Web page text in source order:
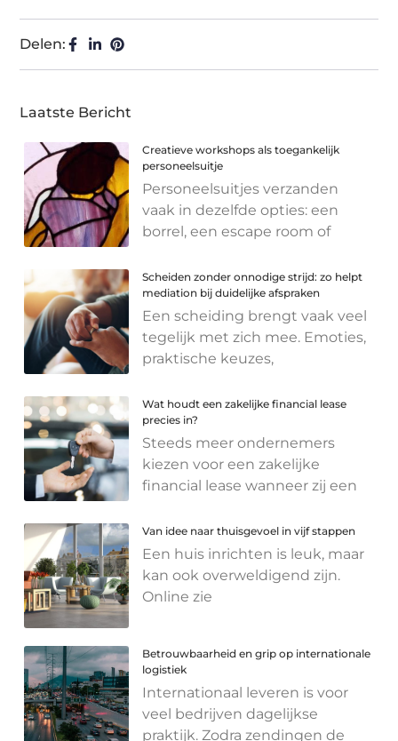
Delen:
Laatste Bericht
Creatieve workshops als toegankelijk
personeelsuitje
Personeelsuitjes verzanden
vaak in dezelfde opties: een
borrel, een escape room of
Scheiden zonder onnodige strijd: zo helpt
mediation bij duidelijke afspraken
Een scheiding brengt vaak veel
tegelijk met zich mee. Emoties,
praktische keuzes,
Wat houdt een zakelijke financial lease
precies in?
Steeds meer ondernemers
kiezen voor een zakelijke
financial lease wanneer zij een
Van idee naar thuisgevoel in vijf stappen
Een huis inrichten is leuk, maar
kan ook overweldigend zijn.
Online zie
Betrouwbaarheid en grip op internationale
logistiek
Internationaal leveren is voor
veel bedrijven dagelijkse
praktijk. Zodra zendingen de